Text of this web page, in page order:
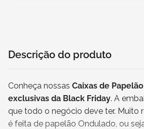
Descrição do produto
Conheça nossas Caixas de
exclusivas da Black Friday. A
que todo o negócio deve ter. Muito
é feita de papelão Ondulado, ou